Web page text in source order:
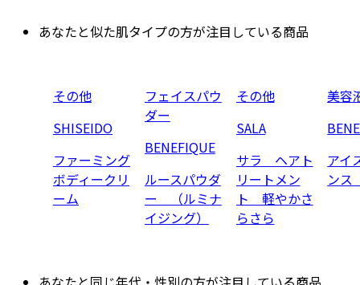
あなたと似た肌タイプの方が注目している商品
その他
SHISEIDO
ファーミング
ボディークリ
ーム
フェイスパウ
ダー
BENEFIQUE
ルースパウダ
ー （ルミナ
イジング）
その他
SALA
サラ ヘアト
リートメン
ト 軽やかさ
らさら
美容
アイ
ン